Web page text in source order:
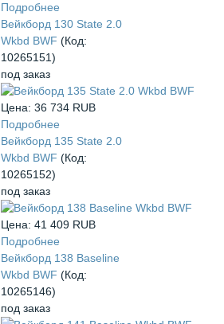
Подробнее
Вейкборд 130 State 2.0
Wkbd BWF (Код:
10265151)
под заказ
Цена: 36 734 RUB
Подробнее
Вейкборд 135 State 2.0
Wkbd BWF (Код:
10265152)
под заказ
Цена: 41 409 RUB
Подробнее
Вейкборд 138 Baseline
Wkbd BWF (Код:
10265146)
под заказ